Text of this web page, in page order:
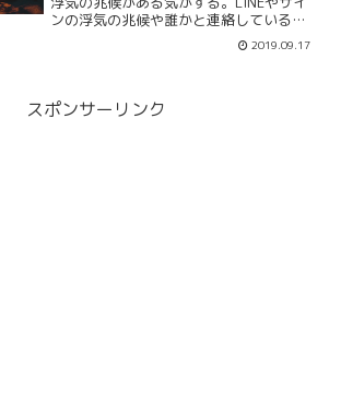
ンの浮気の兆候や誰かと連絡している時
の対処法についてまとめています。LINE
の兆候を5つ紹介し、彼氏の浮気の兆候が
2019.09.17
スポンサーリンク